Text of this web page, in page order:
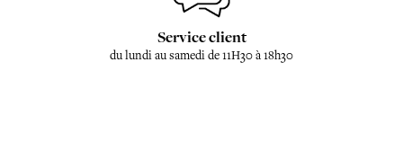
Service client
du lundi au samedi de 11H30 à 18h30